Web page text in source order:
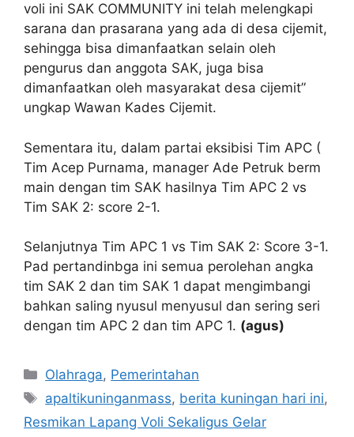
voli ini SAK COMMUNITY ini telah melengkapi
sarana dan prasarana yang ada di desa cijemit,
sehingga bisa dimanfaatkan selain oleh
pengurus dan anggota SAK, juga bisa
dimanfaatkan oleh masyarakat desa cijemit”
ungkap Wawan Kades Cijemit.
Sementara itu, dalam partai eksibisi Tim APC (
Tim Acep Purnama, manager Ade Petruk berm
main dengan tim SAK hasilnya Tim APC 2 vs
Tim SAK 2: score 2-1.
Selanjutnya Tim APC 1 vs Tim SAK 2: Score 3-1.
Pad pertandinbga ini semua perolehan angka
tim SAK 2 dan tim SAK 1 dapat mengimbangi
bahkan saling nyusul menyusul dan sering seri
dengan tim APC 2 dan tim APC 1. (agus)
Kategori
Olahraga, Pemerintahan
Tag
apaltikuninganmass, berita kuningan hari ini,
Resmikan Lapang Voli Sekaligus Gelar